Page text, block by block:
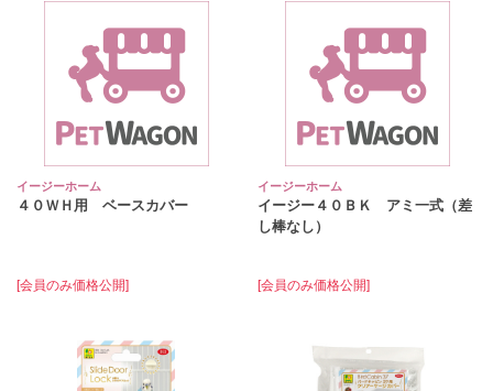
イージーホーム
４０ＷＨ用 ベースカバー
[会員のみ価格公開]
イージーホーム
イージー４０ＢＫ アミ一式（差
し棒なし）
[会員のみ価格公開]